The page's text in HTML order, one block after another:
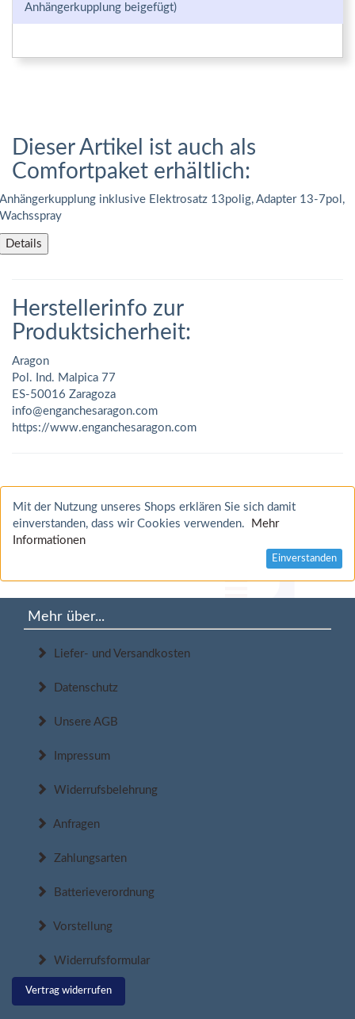
Anhängerkupplung beigefügt)
Dieser Artikel ist auch als
Comfortpaket erhältlich:
Anhängerkupplung inklusive Elektrosatz 13polig, Adapter 13-7pol,
Wachsspray
Details
Herstellerinfo zur
Produktsicherheit:
Aragon
Pol. Ind. Malpica 77
ES-50016 Zaragoza
info@enganchesaragon.com
https://www.enganchesaragon.com
Mit der Nutzung unseres Shops erklären Sie sich damit
einverstanden, dass wir Cookies verwenden.
Mehr
Informationen
Einverstanden
Mehr über...
Liefer- und Versandkosten
Datenschutz
Unsere AGB
Impressum
Widerrufsbelehrung
Anfragen
Zahlungsarten
Batterieverordnung
Vorstellung
Widerrufsformular
Vertrag widerrufen